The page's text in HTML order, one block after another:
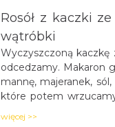
Rosół z kaczki
wątróbki
Wyczyszczoną
odcedzamy. Makaron
mannę, majeranek,
które potem
więcej >>